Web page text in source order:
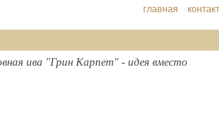
главная
ива "Грин Карпет" - идея вместо